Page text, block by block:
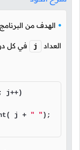
الهدف من
العداد j في كل
j++)
j +
" ");